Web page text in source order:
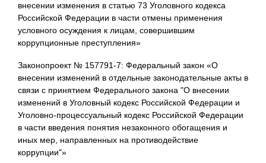
внесении изменения в статью 73 Уголовного кодекса
Российской Федерации в части отмены применения
условного осуждения к лицам, совершившим
коррупционные преступления»
Законопроект № 157791-7: Федеральный закон «О
внесении изменений в отдельные законодательные акты в
связи с принятием Федерального закона "О внесении
изменений в Уголовный кодекс Российской Федерации и
Уголовно-процессуальный кодекс Российской Федерации
в части введения понятия незаконного обогащения и
иных мер, направленных на противодействие
коррупции"»